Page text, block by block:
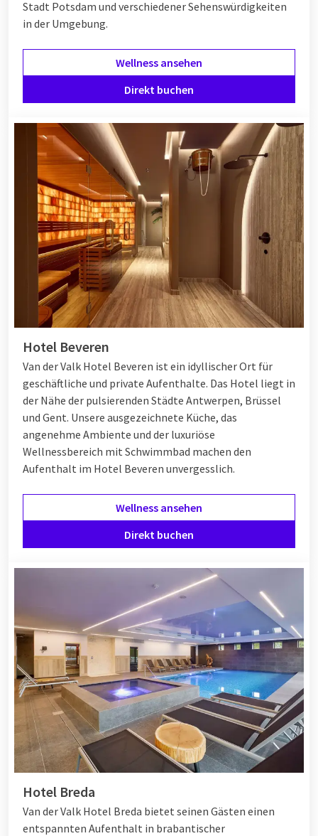
Stadt Potsdam und verschiedener Sehenswürdigkeiten
in der Umgebung.
Wellness ansehen
Direkt buchen
Hotel Beveren
Van der Valk Hotel Beveren ist ein idyllischer Ort für
geschäftliche und private Aufenthalte. Das Hotel liegt in
der Nähe der pulsierenden Städte Antwerpen, Brüssel
und Gent. Unsere ausgezeichnete Küche, das
angenehme Ambiente und der luxuriöse
Wellnessbereich mit Schwimmbad machen den
Aufenthalt im Hotel Beveren unvergesslich.
Wellness ansehen
Direkt buchen
Hotel Breda
Van der Valk Hotel Breda bietet seinen Gästen einen
entspannten Aufenthalt in brabantischer